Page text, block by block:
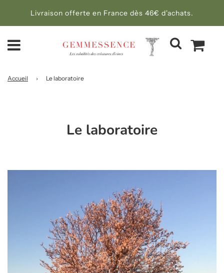
Livraison offerte en France dès 46€ d'achats.
Accueil › Le laboratoire
Le laboratoire